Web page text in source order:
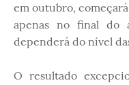
em outubro,
apenas no final do
dependerá do nível
O resultado